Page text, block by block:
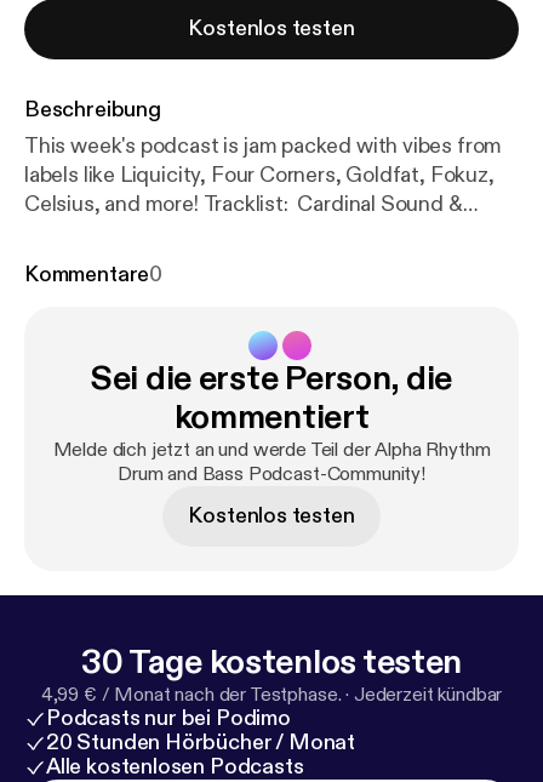
Kostenlos testen
Beschreibung
This week's podcast is jam packed with vibes from
labels like Liquicity, Four Corners, Goldfat, Fokuz,
Celsius, and more! Tracklist: Cardinal Sound &
– Sunrise Walk [Forthcoming Celsius] Dan
[Celsius] Rift – Fearful [Forthcoming Fokuz]
KNGHT – Moonglade [Ridmic] Mackadena – So
Much Love ft. Th’Acquisition [Bouman Records]
Kind Fiction – Wrongful [Four Corners] Monika –
Heartless [DNBB] SundayGrooves – Interstellar
Kommentare0
Sei die erste Person, die
kommentiert
Melde dich jetzt an und werde Teil der Alpha Rhythm
Drum and Bass Podcast-Community!
Kostenlos testen
30 Tage kostenlos testen
4,99 € / Monat nach der Testphase. · Jederzeit kündbar
Podcasts nur bei Podimo
20 Stunden Hörbücher / Monat
Alle kostenlosen Podcasts